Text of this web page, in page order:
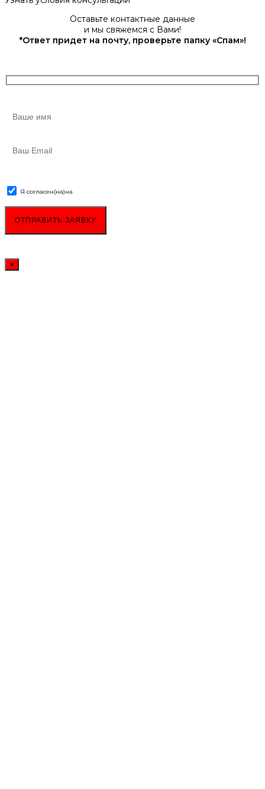
Оставьте контактные данные
и мы свяжемся с Вами!
*Ответ придет на почту, проверьте папку «Спам»!
Я согласен(на)на
×